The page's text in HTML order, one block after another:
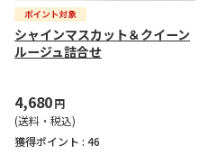
シャインマスカット＆クイーン
ルージュ詰合せ
4,680円
(送料・税込)
獲得ポイント : 46